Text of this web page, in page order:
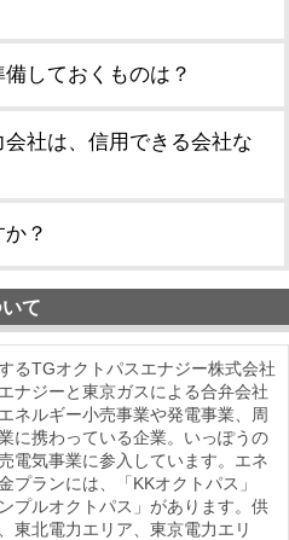
しておくものは？
社は、信用できる会社な
？
て
るTGオクトパスエナジー株式会社
ナジーと東京ガスによる合弁会社
ネルギー小売事業や発電事業、周
に携わっている企業。いっぽうの
電気事業に参入しています。エネ
プランには、「KKオクトパス」
プルオクトパス」があります。供
東北電力エリア、東京電力エリ